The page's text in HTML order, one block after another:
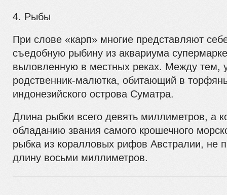
4. Рыбы
При слове «карп» многие представляют
съедобную рыбину из аквариума
выловленную в местных реках. Между тем,
родственник-малютка, обитающий в
индонезийского острова Суматра.
Длина рыбки всего девять миллиметров, а
обладанию звания самого крошечного
рыбка из коралловых рифов Австралии,
длину восьми миллиметров.